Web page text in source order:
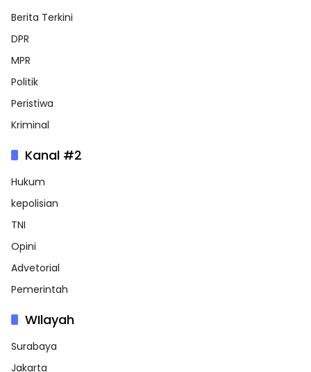
Berita Terkini
DPR
MPR
Politik
Peristiwa
Kriminal
Kanal #2
Hukum
kepolisian
TNI
Opini
Advetorial
Pemerintah
WIlayah
Surabaya
Jakarta